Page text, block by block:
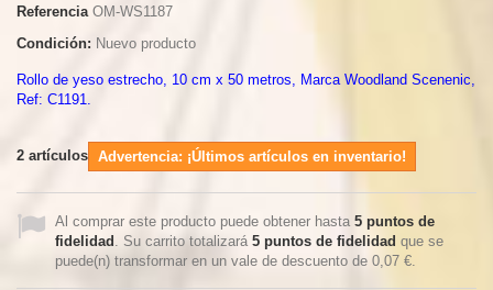
Referencia OM-WS1187
Condición: Nuevo producto
Rollo de yeso estrecho, 10 cm x 50 metros, Marca Woodland Scenenic,
Ref: C1191.
2 artículos Advertencia: ¡Últimos artículos en inventario!
Al comprar este producto puede obtener hasta 5 puntos de
fidelidad . Su carrito totalizará 5 puntos de fidelidad que se
puede(n) transformar en un vale de descuento de 0,07 €.